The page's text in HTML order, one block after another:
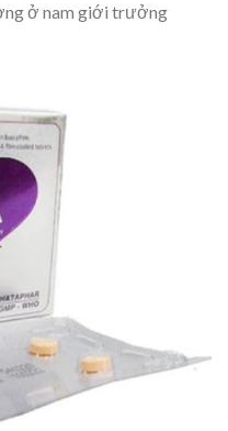
ở nam giới trưởng